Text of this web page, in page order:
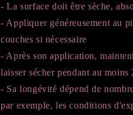
- La surface doit être sèche,
- Appliquer généreusement au
couches si nécessaire
- Après son application,
laisser sécher pendant au moins
- Sa longévité dépend de
par exemple, les conditions